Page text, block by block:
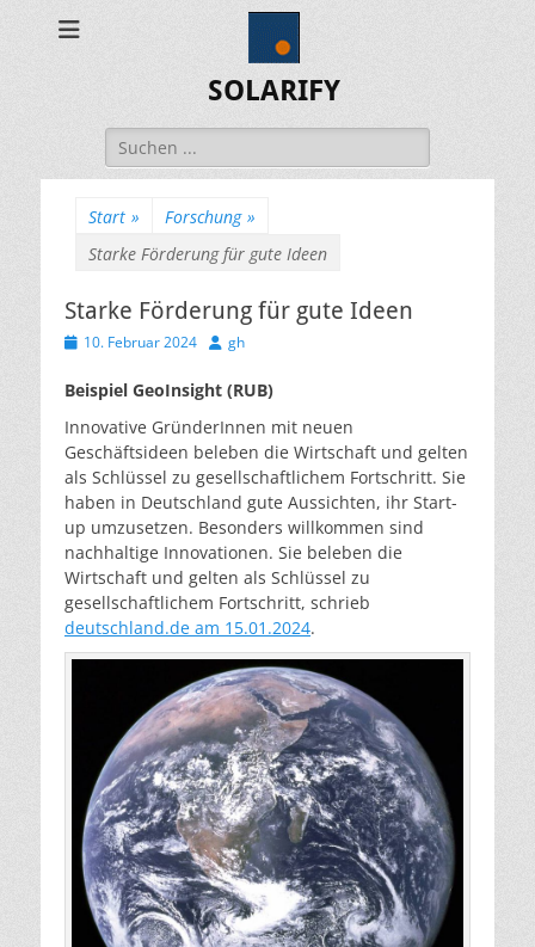
SOLARIFY
Suchen
nach:
Start » Forschung »
Starke Förderung für gute Ideen
Starke Förderung für gute Ideen
Veröffentlicht
10. Februar 2024 Autor
gh
Beispiel GeoInsight (RUB)
Innovative GründerInnen mit neuen
Geschäftsideen beleben die Wirtschaft und gelten
als Schlüssel zu gesellschaftlichem Fortschritt. Sie
haben in Deutschland gute Aussichten, ihr Start-
up umzusetzen. Besonders willkommen sind
nachhaltige Innovationen. Sie beleben die
Wirtschaft und gelten als Schlüssel zu
gesellschaftlichem Fortschritt, schrieb
deutschland.de am 15.01.2024.